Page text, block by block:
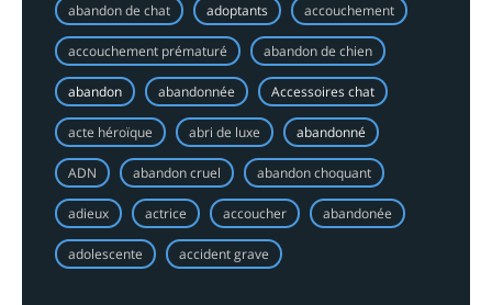
abandon de chat adoptants accouchement
accouchement prématuré abandon de chien
abandon abandonnée Accessoires chat
acte héroïque abri de luxe abandonné
ADN abandon cruel abandon choquant
adieux actrice accoucher abandonée
adolescente accident grave